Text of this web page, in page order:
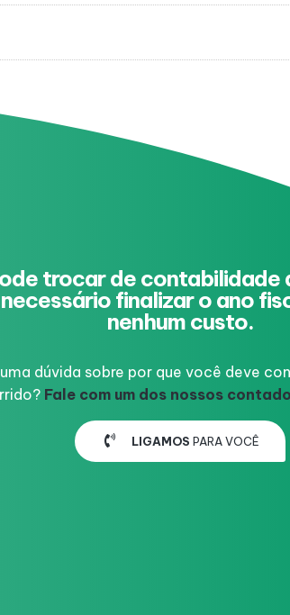
trocar de contabilidade
finalizar o ano
nenhum custo.
dúvida sobre por que você deve
Fale com um dos nossos
LIGAMOS PARA VOCÊ